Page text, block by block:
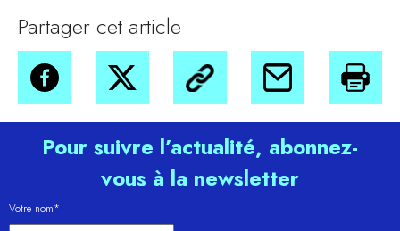
Partager cet article
Pour suivre l’actualité, abonnez-
vous à la newsletter
Votre nom*